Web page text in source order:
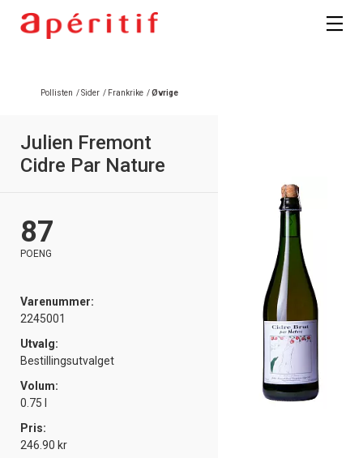
Pollisten /Sider / Frankrike /Øvrige
Julien Fremont
Cidre Par Nature
87
POENG
Varenummer:
2245001
Utvalg:
Bestillingsutvalget
Volum:
0.75 l
Pris:
246.90 kr